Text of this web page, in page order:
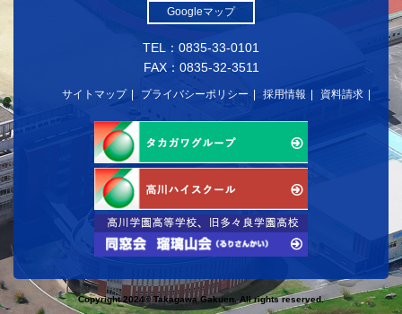
Googleマップ
TEL：0835-33-0101
FAX：0835-32-3511
サイトマップ プライバシーポリシー 採用情報 資料請求
Copyright 2024© Takagawa Gakuen. All rights reserved.